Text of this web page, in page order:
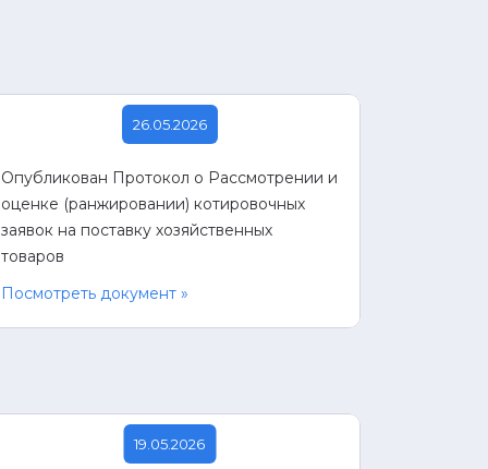
26.05.2026
Опубликован Протокол о Рассмотрении и
оценке (ранжировании) котировочных
заявок на поставку хозяйственных
товаров
Посмотреть документ »
19.05.2026